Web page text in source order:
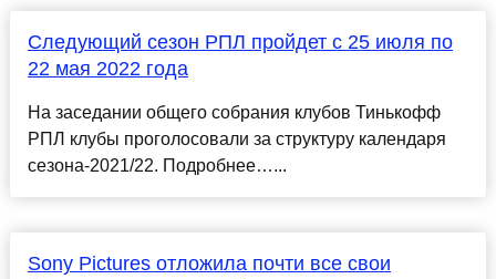
Следующий сезон РПЛ пройдет с 25 июля по
22 мая 2022 года
На заседании общего собрания клубов Тинькофф
РПЛ клубы проголосовали за структуру календаря
сезона-2021/22. Подробнее…...
Sony Pictures отложила почти все свои